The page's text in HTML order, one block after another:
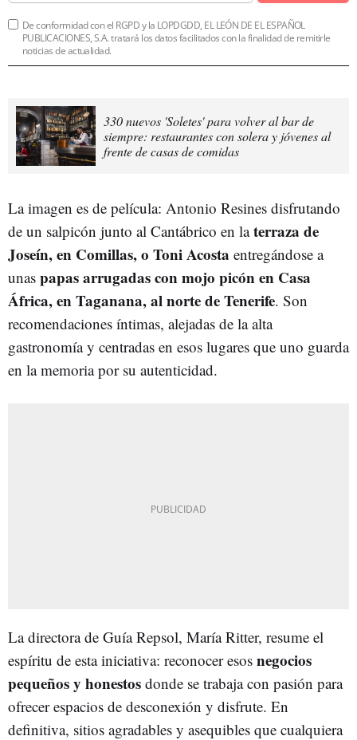
De conformidad con el RGPD y la LOPDGDD, EL LEÓN DE EL ESPAÑOL
PUBLICACIONES, S.A. tratará los datos facilitados con la finalidad de remitirle
noticias de actualidad.
330 nuevos 'Soletes' para volver al bar de
siempre: restaurantes con solera y jóvenes al
frente de casas de comidas
La imagen es de película: Antonio Resines disfrutando
de un salpicón junto al Cantábrico en laterraza de
Joseín, en Comillas, o Toni Acosta entregándose a
unas papas arrugadas con mojo picón en Casa
África, en Taganana, al norte de Tenerife. Son
recomendaciones íntimas, alejadas de la alta
gastronomía y centradas en esos lugares que uno guarda
en la memoria por su autenticidad.
La directora de Guía Repsol, María Ritter, resume el
espíritu de esta iniciativa: reconocer esos negocios
pequeños y honestos donde se trabaja con pasión para
ofrecer espacios de desconexión y disfrute. En
definitiva, sitios agradables y asequibles que cualquiera